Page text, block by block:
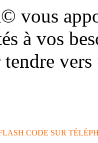
vous
à vos
tendre
CODE SUR